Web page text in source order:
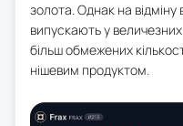
золота. Однак на відміну
випускають у
більш обмежених
нішевим продуктом.